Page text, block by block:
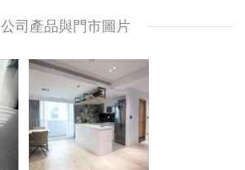
公司產品與門市圖片